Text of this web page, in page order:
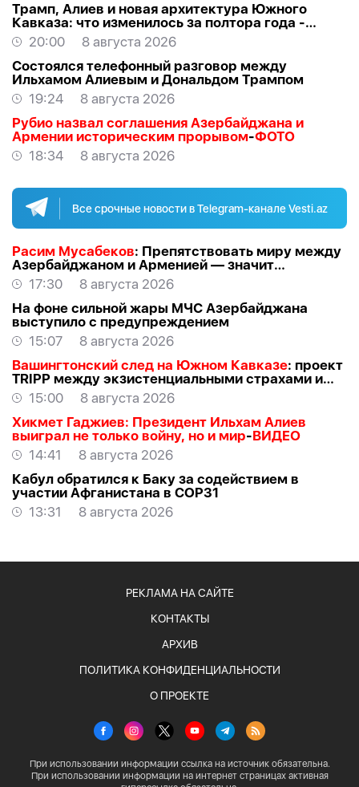
Трамп, Алиев и новая архитектура Южного
Кавказа: что изменилось за полтора года -
ВЗГЛЯД
20:00
8 августа 2026
Состоялся телефонный разговор между
Ильхамом Алиевым и Дональдом Трампом
19:24
8 августа 2026
Рубио назвал соглашения Азербайджана и
Армении историческим прорывом-ФОТО
18:34
8 августа 2026
Все срочные новости в Telegram-канале Vesti.az
Расим Мусабеков: Препятствовать миру между
Азербайджаном и Арменией — значит
создавать проблемы самим себе -
17:30
8 августа 2026
На фоне сильной жары МЧС Азербайджана
выступило с предупреждением
15:07
8 августа 2026
Вашингтонский след на Южном Кавказе: проект
TRIPР между экзистенциальными страхами и
прагматичными интересами -
АЛЛАХВЕРАНОВ
15:00
8 августа 2026
Хикмет Гаджиев: Президент Ильхам Алиев
выиграл не только войну, но и мир-ВИДЕО
14:41
8 августа 2026
Кабул обратился к Баку за содействием в
участии Афганистана в COP31
13:31
8 августа 2026
РЕКЛАМА НА САЙТЕ
КОНТАКТЫ
АРХИВ
ПОЛИТИКА КОНФИДЕНЦИАЛЬНОСТИ
О ПРОЕКТЕ
При использовании информации ссылка на источник обязательна.
При использовании информации на интернет страницах активная